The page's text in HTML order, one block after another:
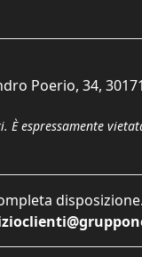
Poerio, 34,
espressamente
disposizione.